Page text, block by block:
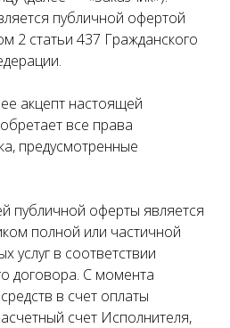
публичной офертой
2 статьи 437 Гражданского
акцепт настоящей
все права
предусмотренные
публичной оферты является
полной или частичной
услуг в соответствии
договора. С момента
в счет оплаты
счет Исполнителя,